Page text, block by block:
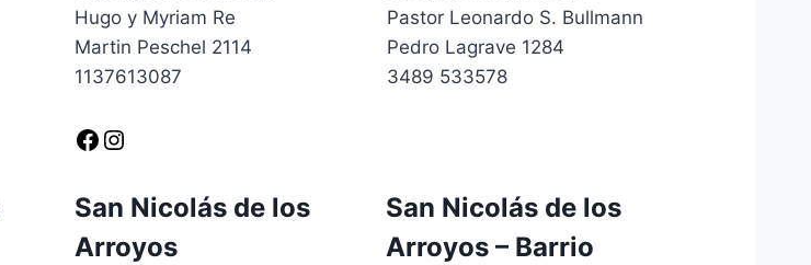
Hugo y Myriam Re
Martin Peschel 2114
1137613087
Facebook Instagram
Pastor Leonardo S. Bullmann
Pedro Lagrave 1284
3489 533578
San Nicolás de los
Arroyos
San Nicolás de los
Arroyos – Barrio